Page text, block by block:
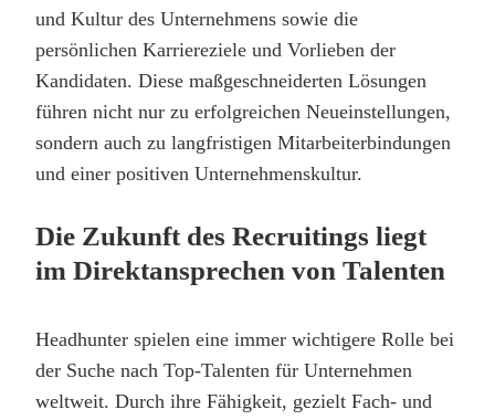
und Kultur des Unternehmens sowie die
persönlichen Karriereziele und Vorlieben der
Kandidaten. Diese maßgeschneiderten Lösungen
führen nicht nur zu erfolgreichen Neueinstellungen,
sondern auch zu langfristigen Mitarbeiterbindungen
und einer positiven Unternehmenskultur.
Die Zukunft des Recruitings liegt
im Direktansprechen von Talenten
Headhunter spielen eine immer wichtigere Rolle bei
der Suche nach Top-Talenten für Unternehmen
weltweit. Durch ihre Fähigkeit, gezielt Fach- und